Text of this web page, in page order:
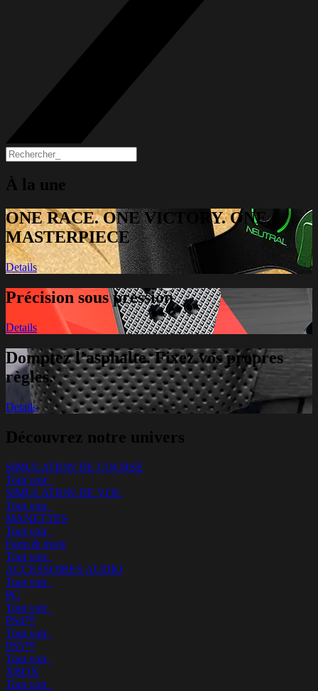
À la une
ONE RACE. ONE VICTORY. ONE
MASTERPIECE
Details
Précision sous pression
Details
Domptez l’asphalte. Fixez vos propres
règles.
Details
Découvrez notre univers
SIMULATION DE COURSE
Tout voir_
SIMULATION DE VOL
Tout voir_
MANETTES
Tout voir_
Farm & truck
Tout voir_
ACCESSOIRES AUDIO
Tout voir_
PC
Tout voir_
PS4™
Tout voir_
PS5™
Tout voir_
XBOX
Tout voir_